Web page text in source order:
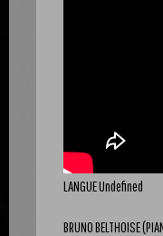
LANGUEUndefined
BRUNO BELTHOISE